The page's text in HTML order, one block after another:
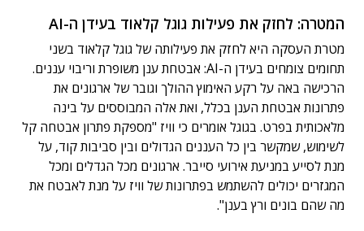
המטרה: לחזק את פעילות גוגל קלאוד בעידן ה-AI
מטרת העסקה היא לחזק את פעילותה של גוגל קלאוד בשני
תחומים צומחים בעידן ה-AI: אבטחת ענן משופרת וריבוי עננים.
הרכישה באה על רקע האימוץ ההולך וגובר של ארגונים את
פתרונות אבטחת הענן בכלל, ואת אלה המבוססים על בינה
מלאכותית בפרט. בגוגל אומרים כי וויז "מספקת פתרון אבטחה קל
לשימוש, שמקשר בין כל העננים הגדולים ובין סביבות קוד, על
מנת לסייע במניעת אירועי סייבר. ארגונים מכל הגדלים ומכל
המגזרים יכולים להשתמש בפתרונות של וויז על מנת לאבטח את
מה שהם בונים ורץ בענן".